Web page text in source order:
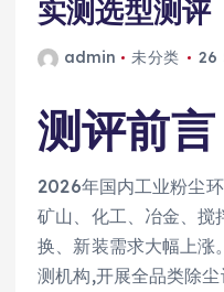
实测选型测评
admin 未分类 26
测评前言
2026年国内工业粉尘
矿山、化工、冶金、搅
换、新装需求大幅上涨
测机构,开展全品类除尘